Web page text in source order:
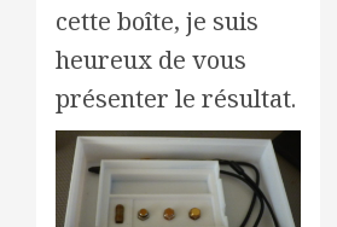
cette boîte, je suis
heureux de vous
présenter le résultat.